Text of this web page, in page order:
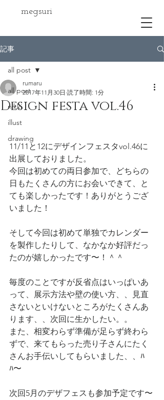
megsuri
記事
all post
nikki
illust
drawing
all post
Design festa vol.46
rumaru
2017年11月30日 読了時間: 1分
11/11と12にデザインフェスタvol.46に
出展しておりました。
今回は初めての両日参加で、どちらの
日もたくさんの方にお会いできて、と
ても楽しかったです！ありがとうござ
いました！
そして今回は初めて単独でカレンダー
を製作したりして、なかなか好評だっ
たのが嬉しかったです〜！＾＾
毎度のことですが反省点はいっぱいあ
って、展示方法や壁の使い方、、見直
さないといけないところがたくさんあ
ります、、次回に生かしたい。。
また、相変わらず準備が足らず終わら
ずで、来てもらった売り子さんにたく
さんお手伝いしてもらいました、、ﾊ
ﾊ〜
次回5月のデザフェスも参加予定です〜